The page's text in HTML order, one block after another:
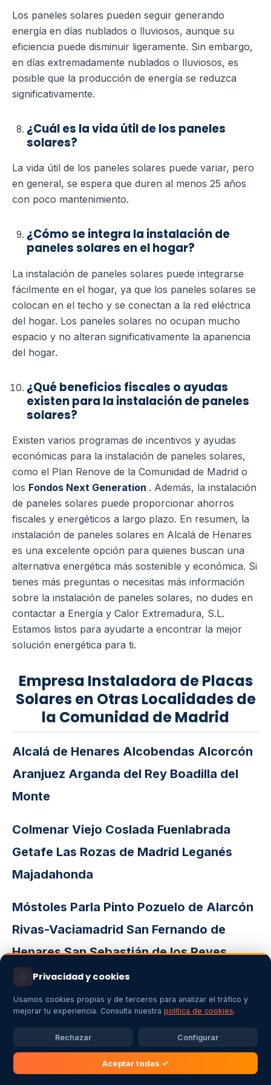
Los paneles solares pueden seguir generando
energía en días nublados o lluviosos, aunque su
eficiencia puede disminuir ligeramente. Sin embargo,
en días extremadamente nublados o lluviosos, es
posible que la producción de energía se reduzca
significativamente.
¿Cuál es la vida útil de los paneles
solares?
La vida útil de los paneles solares puede variar, pero
en general, se espera que duren al menos 25 años
con poco mantenimiento.
¿Cómo se integra la instalación de
paneles solares en el hogar?
La instalación de paneles solares puede integrarse
fácilmente en el hogar, ya que los paneles solares se
colocan en el techo y se conectan a la red eléctrica
del hogar. Los paneles solares no ocupan mucho
espacio y no alteran significativamente la apariencia
del hogar.
¿Qué beneficios fiscales o ayudas
existen para la instalación de paneles
solares?
Existen varios programas de incentivos y ayudas
económicas para la instalación de paneles solares,
como el Plan Renove de la Comunidad de Madrid o
los Fondos Next Generation . Además, la instalación
de paneles solares puede proporcionar ahorros
fiscales y energéticos a largo plazo. En resumen, la
instalación de paneles solares en Alcalá de Henares
es una excelente opción para quienes buscan una
alternativa energética más sostenible y económica. Si
tienes más preguntas o necesitas más información
sobre la instalación de paneles solares, no dudes en
contactar a Energía y Calor Extremadura, S.L.
Estamos listos para ayudarte a encontrar la mejor
solución energética para ti.
Empresa Instaladora de Placas
Solares en Otras Localidades de
la Comunidad de Madrid
Alcalá de Henares Alcobendas Alcorcón
Aranjuez Arganda del Rey Boadilla del
Monte
Colmenar Viejo Coslada Fuenlabrada
Getafe Las Rozas de Madrid Leganés
Majadahonda
Móstoles Parla Pinto Pozuelo de Alarcón
Rivas-Vaciamadrid San Fernando de
HenaresSan Sebastián de los Reyes
Torrejón de Ardoz
CantosValdemoroVillanueva de la
🍪 Privacidad y cookies
Usamos cookies propias y de terceros para analizar el tráfico y
mejorar tu experiencia. Consulta nuestrapolítica de cookies.
Rechazar Configurar
Aceptar todas ✓